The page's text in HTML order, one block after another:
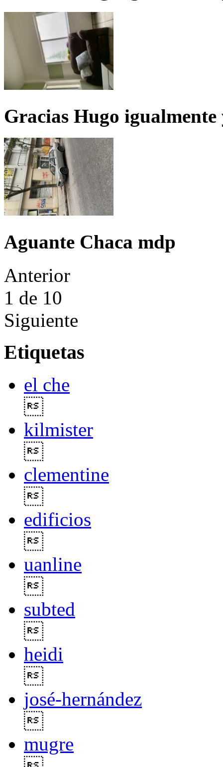
Gracias Hugo igualmente
Aguante Chaca mdp
Anterior
1 de 10
Siguiente
Etiquetas
el che
kilmister
clementine
edificios
uanline
subted
heidi
josé-hernández
mugre